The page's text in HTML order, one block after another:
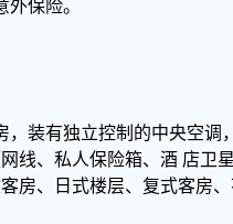
保险。
，装有独立控制的中央空调
线、私人保险箱、酒 店卫
房、日式楼层、复式客房